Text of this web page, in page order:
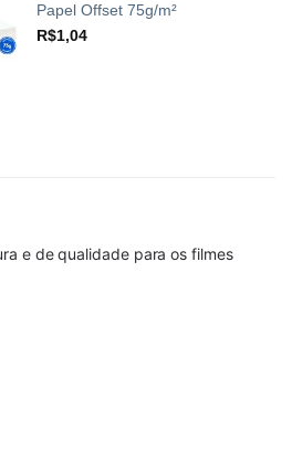
Papel Offset 75g/m²
R$1,04
e de qualidade para os filmes